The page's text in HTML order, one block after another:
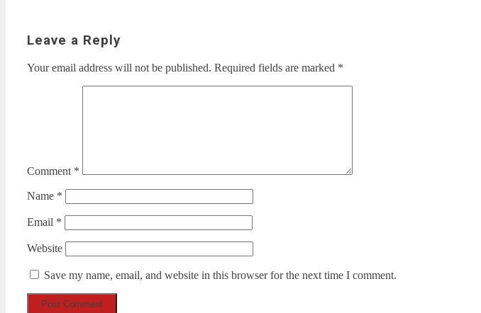
Leave a Reply
Your email address will not be published. Required fields are marked *
Comment *
Name *
Email *
Website
Save my name, email, and website in this browser for the next time I comment.